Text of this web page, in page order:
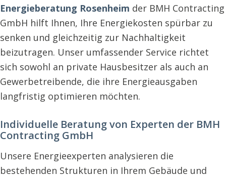
Energieberatung Rosenheim der BMH Contracting
GmbH hilft Ihnen, Ihre Energiekosten spürbar zu
senken und gleichzeitig zur Nachhaltigkeit
beizutragen. Unser umfassender Service richtet
sich sowohl an private Hausbesitzer als auch an
Gewerbetreibende, die ihre Energieausgaben
langfristig optimieren möchten.
Individuelle Beratung von Experten der BMH
Contracting GmbH
Unsere Energieexperten analysieren die
bestehenden Strukturen in Ihrem Gebäude und